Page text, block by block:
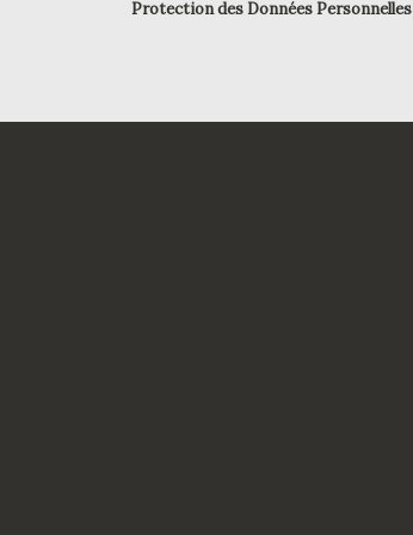
Protection des Données Personnelles